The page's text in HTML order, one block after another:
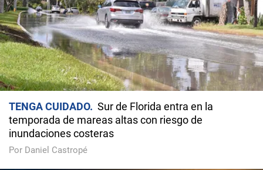
TENGA CUIDADO
Sur de Florida entra en la
temporada de mareas altas con riesgo de
inundaciones costeras
Por Daniel Castropé